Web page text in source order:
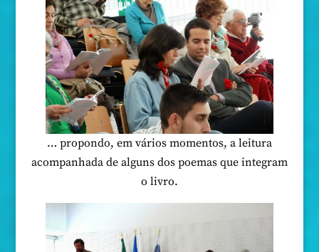
… propondo, em vários momentos, a leitura
acompanhada de alguns dos poemas que integram
o livro.